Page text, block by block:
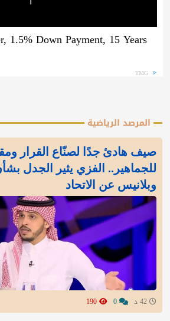
1.5% Down Payment, 15 Years
TMG
المرصد الرياضية
صيف هادئ جدًا لصنّاع القرار
للجماهير.. الفزي يثير الجدل
وبلانيس عن الاتحاد